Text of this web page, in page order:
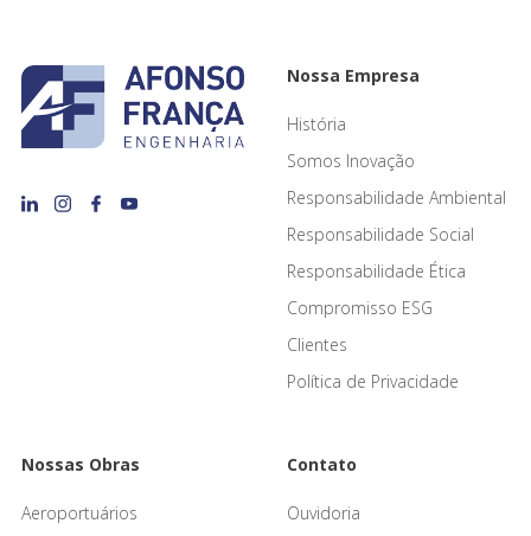
Nossa Empresa
História
Somos Inovação
Responsabilidade Ambiental
Responsabilidade Social
Responsabilidade Ética
Compromisso ESG
Clientes
Política de Privacidade
Nossas Obras
Aeroportuários
Contato
Ouvidoria